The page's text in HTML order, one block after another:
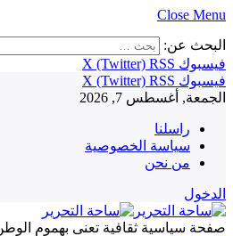
Close Menu
البحث عن:
فيسبوك
X (Twitter) RSS
فيسبوك
X (Twitter) RSS
الجمعة, أغسطس 7, 2026
راسلنا
سياسة الخصوصية
من نحن
الدخول
صفحة سياسية ثقافية تعنى بهموم